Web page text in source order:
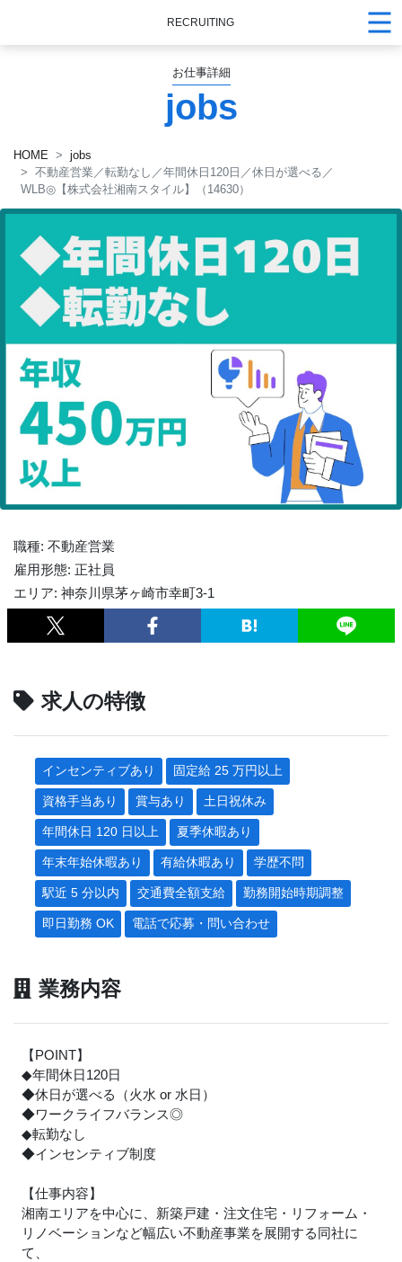
RECRUITING
お仕事詳細
jobs
HOME
jobs
不動産営業／転勤なし／年間休日120日／休日が選べる／
WLB◎【株式会社湘南スタイル】（14630）
職種: 不動産営業
雇用形態: 正社員
エリア: 神奈川県茅ヶ崎市幸町3-1
求人の特徴
インセンティブあり 固定給 25 万円以上
資格手当あり 賞与あり 土日祝休み
年間休日 120 日以上 夏季休暇あり
年末年始休暇あり 有給休暇あり 学歴不問
駅近 5 分以内 交通費全額支給 勤務開始時期調整
即日勤務 OK 電話で応募・問い合わせ
業務内容
【POINT】
◆年間休日120日
◆休日が選べる（火水 or 水日）
◆ワークライフバランス◎
◆転勤なし
◆インセンティブ制度
【仕事内容】
湘南エリアを中心に、新築戸建・注文住宅・リフォーム・
リノベーションなど幅広い不動産事業を展開する同社に
て、